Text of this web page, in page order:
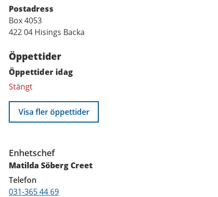
Postadress
Box 4053
422 04 Hisings Backa
Öppettider
Öppettider idag
Stängt
Visa fler öppettider
Enhetschef
Matilda Söberg Creet
Telefon
031-365 44 69